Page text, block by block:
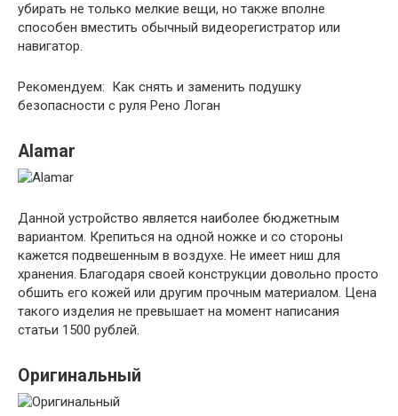
убирать не только мелкие вещи, но также вполне
способен вместить обычный видеорегистратор или
навигатор.
Рекомендуем: Как снять и заменить подушку
безопасности с руля Рено Логан
Alamar
Данной устройство является наиболее бюджетным
вариантом. Крепиться на одной ножке и со стороны
кажется подвешенным в воздухе. Не имеет ниш для
хранения. Благодаря своей конструкции довольно просто
обшить его кожей или другим прочным материалом. Цена
такого изделия не превышает на момент написания
статьи 1500 рублей.
Оригинальный